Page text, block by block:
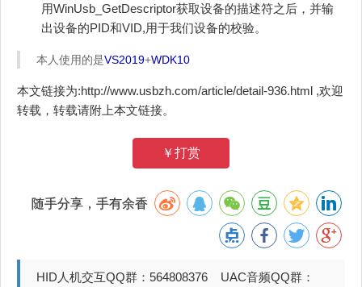
用WinUsb_GetDescriptor获取设备的描述符之后，并输
出设备的PID和VID,用于我们设备的校验。
本人使用的是VS2019+WDK10
本文链接为:http://www.usbzh.com/article/detail-936.html ,欢迎
转载，转载请附上本文链接。
￥打赏
随手分享，手有余香
HID人机交互QQ群：564808376 UAC音频QQ群：